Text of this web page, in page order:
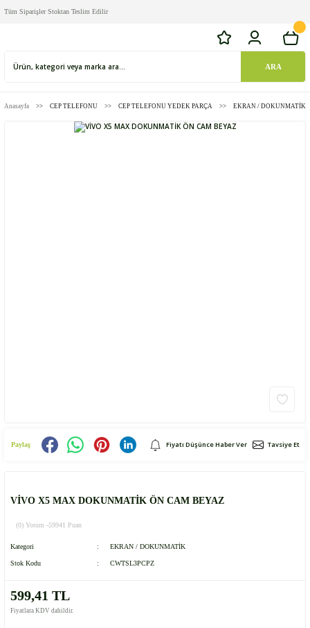
Tüm Siparişler Stoktan Teslim Edilir
ARA
Anasayfa CEP TELEFONU CEP TELEFONU YEDEK PARÇA EKRAN / DOKUNMATİK
Paylaş Fiyatı Düşünce Haber Ver Tavsiye Et
VİVO X5 MAX DOKUNMATİK ÖN CAM BEYAZ
(0) Yorum -59941 Puan
Kategori EKRAN / DOKUNMATİK
Stok Kodu CWTSL3PCPZ
599,41 TL
Fiyatlara KDV dahildir.